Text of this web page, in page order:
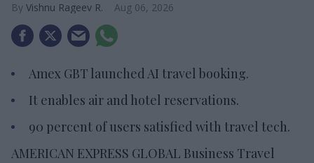
Vishnu Rageev R. Aug 06, 2026
Amex GBT launched AI travel booking.
It enables air and hotel reservations.
90 percent of users satisfied with travel tech.
AMERICAN EXPRESS GLOBAL Business Travel